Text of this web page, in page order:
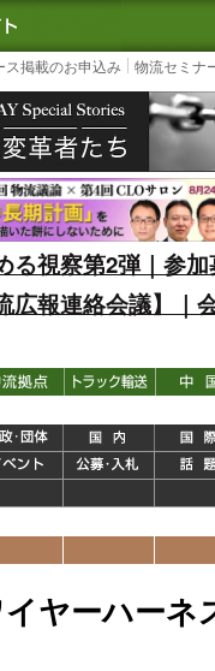
大の物流ニュースサイ
3PL,
ス掲載のお申込み 物流セミナ
る視察第2弾｜参加
広報連絡会議】｜
ヤーハーネ